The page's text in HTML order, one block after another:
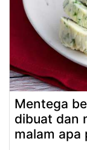
Mentega
dibuat dan
malam apa